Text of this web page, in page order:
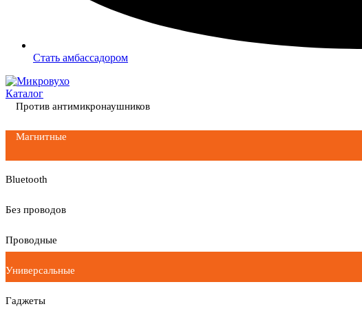
Стать амбассадором
Каталог
Против антимикронаушников
Магнитные
Bluetooth
Без проводов
Проводные
Универсальные
Гаджеты